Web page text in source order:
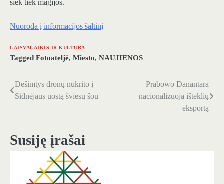
šiek tiek magijos.
Nuoroda į informacijos šaltinį
LAISVALAIKIS IR KULTŪRA
Tagged Fotoateljė, Miesto, NAUJIENOS
Navigacija
Dešimtys dronų nukrito į
Sidnėjaus uostą šviesų šou
Prabowo Danantara
nacionalizuoja išteklių
eksportą
Susiję įrašai